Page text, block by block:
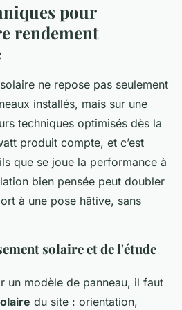
pour
rendement
ne repose pas seulement
installés, mais sur une
techniques optimisés dès la
produit compte, et c’est
que se joue la performance à
bien pensée peut doubler
à une pose hâtive, sans
solaire et de l'étude
un modèle de panneau, il faut
du site : orientation,